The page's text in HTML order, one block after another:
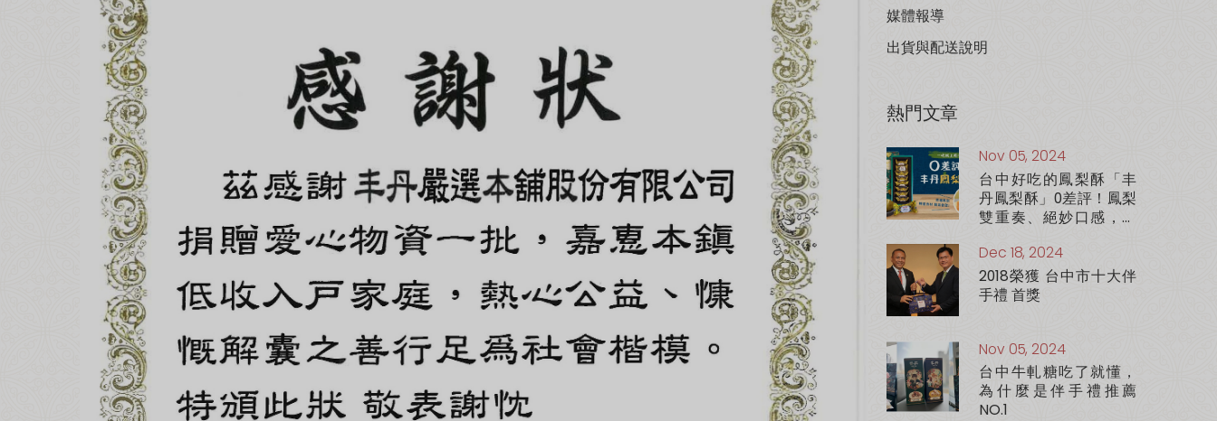
全新亮相 綜合口味 一口鳳梨酥新上市🍍
媒體報導
出貨與配送說明
熱門文章
Nov 05, 2024
台中好吃的鳳梨酥「丰
丹鳳梨酥」0差評！鳳梨
雙重奏、絕妙口感，一
Dec 18, 2024
2018榮獲 台中市十大伴
手禮 首獎
Nov 05, 2024
台中牛軋糖吃了就懂，
為什麼是伴手禮推薦
NO.1